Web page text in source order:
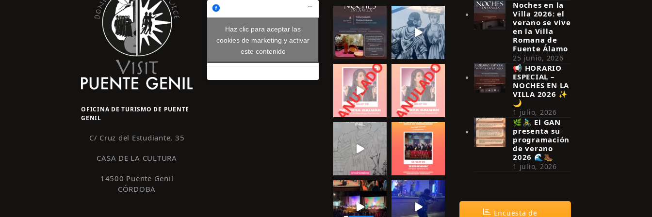
OFICINA DE TURISMO DE PUENTE
GENIL
C/ Cruz del Estudiante, 35
CASA DE LA CULTURA
14500 Puente Genil
CÓRDOBA
Haz clic para aceptar las
cookies de marketing y activar
este contenido
Noches en la
Villa 2026: el
verano se vive
en la Villa
Romana de
Fuente Álamo
25 junio, 2026
📢 HORARIO
ESPECIAL –
NOCHES EN LA
VILLA 2026 ✨
🌙
1 julio, 2026
🌿🚴‍♂️ El GAN
presenta su
programación
de verano
2026 🌊🥾
1 julio, 2026
Encuesta de